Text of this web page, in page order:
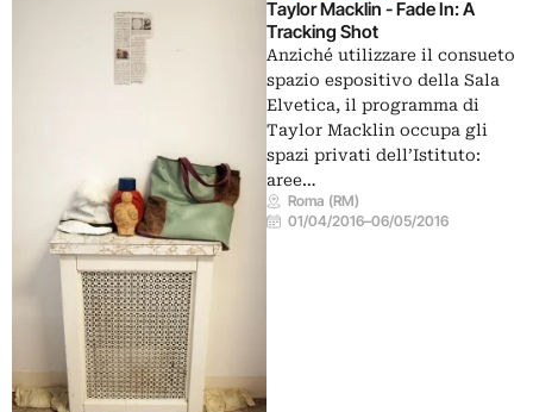
Taylor Macklin - Fade In: A
Tracking Shot
Anziché utilizzare il consueto
spazio espositivo della Sala
Elvetica, il programma di
Taylor Macklin occupa gli
spazi privati dell’Istituto:
aree…
Roma (RM)
01/04/2016–06/05/2016